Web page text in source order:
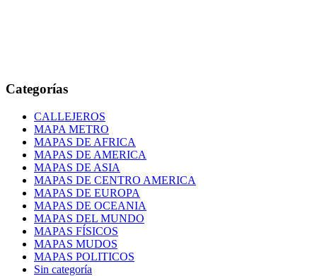
Categorías
CALLEJEROS
MAPA METRO
MAPAS DE AFRICA
MAPAS DE AMERICA
MAPAS DE ASIA
MAPAS DE CENTRO AMERICA
MAPAS DE EUROPA
MAPAS DE OCEANIA
MAPAS DEL MUNDO
MAPAS FÍSICOS
MAPAS MUDOS
MAPAS POLITICOS
Sin categoría